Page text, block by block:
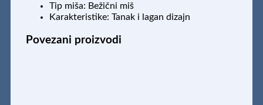
Tip miša: Bežični miš
Karakteristike: Tanak i lagan dizajn
Povezani proizvodi